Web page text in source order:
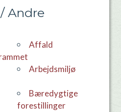
Andre
Affald
Arbejdsmiljø
Bæredygtige
forestillinger